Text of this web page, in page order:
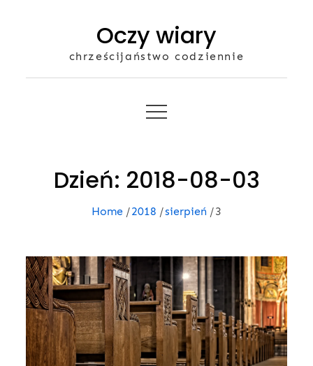
Oczy wiary
chrześcijaństwo codziennie
Dzień: 2018-08-03
Home 2018 sierpień 3